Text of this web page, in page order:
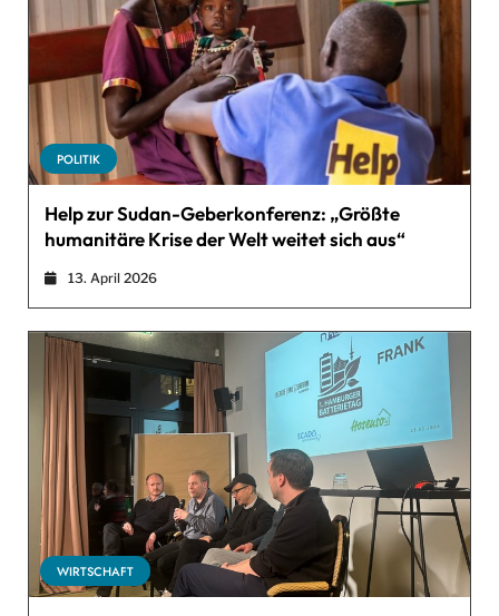
POLITIK
Help zur Sudan-Geberkonferenz: „Größte
humanitäre Krise der Welt weitet sich aus“
13. April 2026
WIRTSCHAFT